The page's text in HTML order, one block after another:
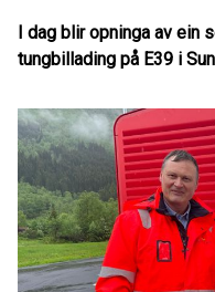
I dag blir opninga av ein
tungbillading på E39 i